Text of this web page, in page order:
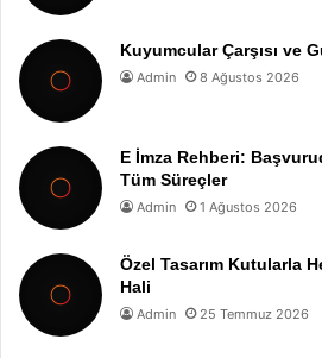
Kuyumcular Çarşısı ve
Admin 8 Ağustos 2026
E İmza Rehberi:
Tüm Süreçler
Admin 1 Ağustos 2026
Özel Tasarım Kutularla
Hali
Admin 25 Temmuz 2026